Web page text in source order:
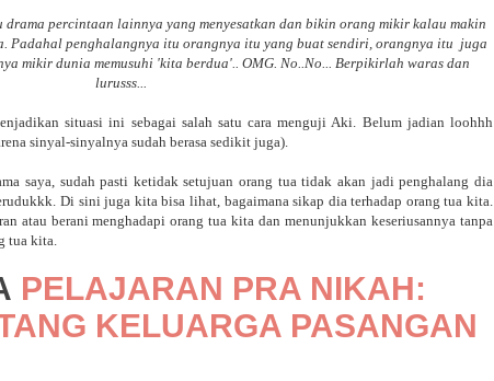
drama percintaan lainnya yang menyesatkan dan bikin orang mikir kalau makin
Padahal penghalangnya itu orangnya itu yang buat sendiri, orangnya itu juga
mikir dunia memusuhi 'kita berdua'.. OMG. No..No... Berpikirlah waras dan
lurusss...
situasi ini sebagai salah satu cara menguji Aki. Belum jadian loohhh
sinyal-sinyalnya sudah berasa sedikit juga).
saya, sudah pasti ketidak setujuan orang tua tidak akan jadi penghalang dia
Di sini juga kita bisa lihat, bagaimana sikap dia terhadap orang tua kita.
atau berani menghadapi orang tua kita dan menunjukkan keseriusannya tanpa
tua kita.
PELAJARAN PRA NIKAH:
KELUARGA PASANGAN